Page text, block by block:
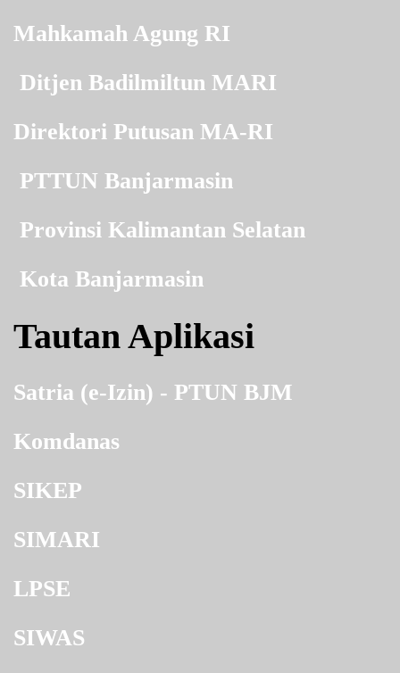
Mahkamah Agung RI
Ditjen Badilmiltun MARI
Direktori Putusan MA-RI
PTTUN Banjarmasin
Provinsi Kalimantan Selatan
Kota Banjarmasin
Tautan Aplikasi
Satria (e-Izin) - PTUN BJM
Komdanas
SIKEP
SIMARI
LPSE
SIWAS